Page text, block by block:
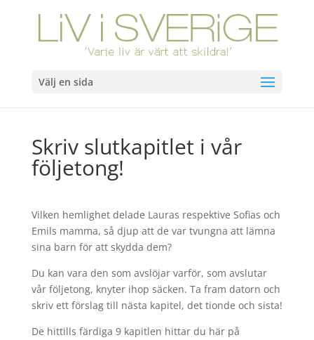
Välj en sida
Skriv slutkapitlet i vår
följetong!
Vilken hemlighet delade Lauras respektive Sofias och
Emils mamma, så djup att de var tvungna att lämna
sina barn för att skydda dem?
Du kan vara den som avslöjar varför, som avslutar
vår följetong, knyter ihop säcken. Ta fram datorn och
skriv ett förslag till nästa kapitel, det tionde och sista!
De hittills färdiga 9 kapitlen hittar du här på